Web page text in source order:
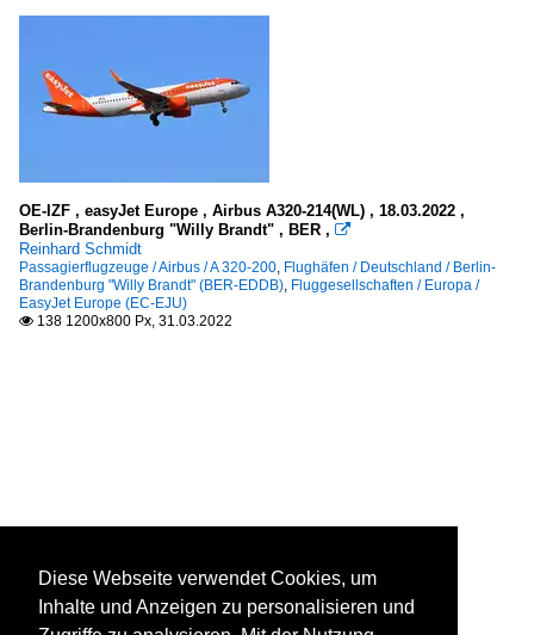
OE-IZF , easyJet Europe , Airbus A320-214(WL) , 18.03.2022 ,
Berlin-Brandenburg "Willy Brandt" , BER , 
Reinhard Schmidt
Passagierflugzeuge / Airbus / A 320-200, Flughäfen / Deutschland / Berlin-
Brandenburg "Willy Brandt" (BER-EDDB), Fluggesellschaften / Europa /
EasyJet Europe (EC-EJU)
 138 1200x800 Px, 31.03.2022
Diese Webseite verwendet Cookies, um
Inhalte und Anzeigen zu personalisieren und